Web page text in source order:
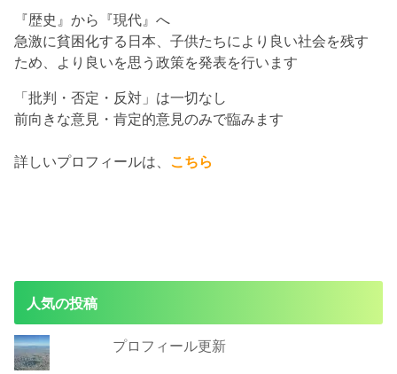
『歴史』から『現代』へ
急激に貧困化する日本、子供たちにより良い社会を残す
ため、より良いを思う政策を発表を行います
「批判・否定・反対」は一切なし
前向きな意見・肯定的意見のみで臨みます
詳しいプロフィールは、 こちら
人気の投稿
プロフィール更新